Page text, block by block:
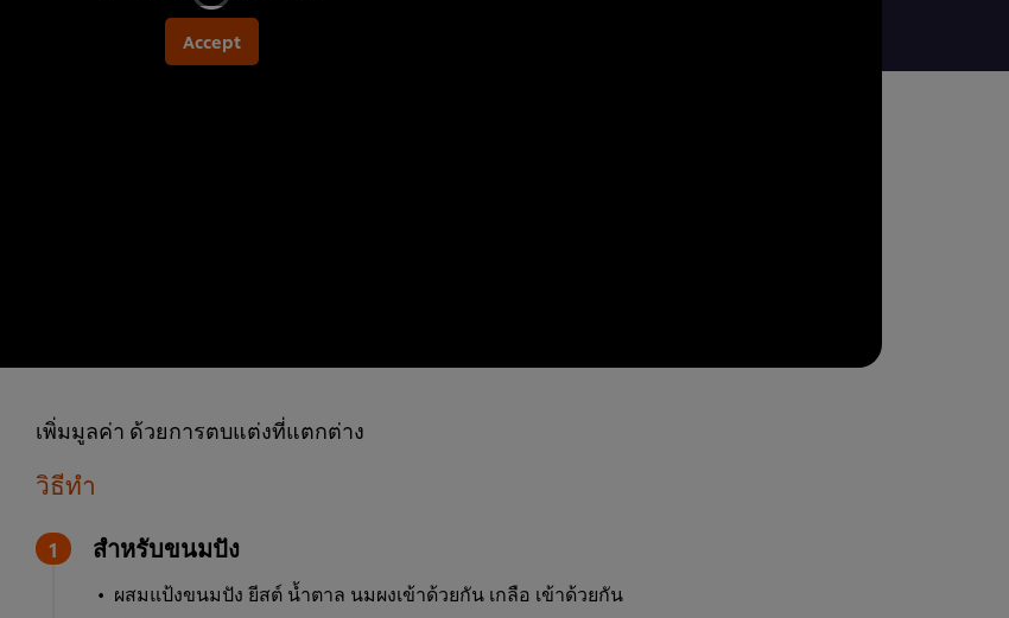
Accept
เพิ่มมูลค่า ด้วยการตบแต่งที่แตกต่าง
วิธีทำ
สำหรับขนมปัง
ผสมแป้งขนมปัง ยีสต์ น้ำตาล นมผงเข้าด้วยกัน เกลือ เข้าด้วยกัน